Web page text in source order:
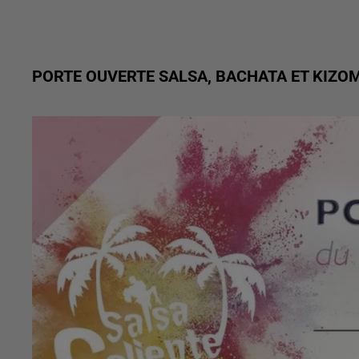
PORTE OUVERTE SALSA, BACHATA ET